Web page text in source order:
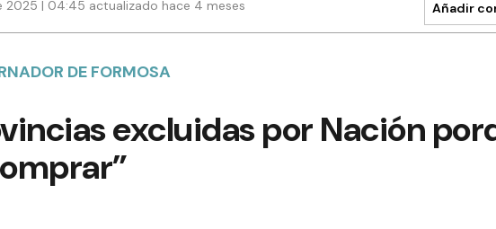
2025 | 04:45 actualizado hace 4 meses Añadir
DE FORMOSA
excluidas por Nación